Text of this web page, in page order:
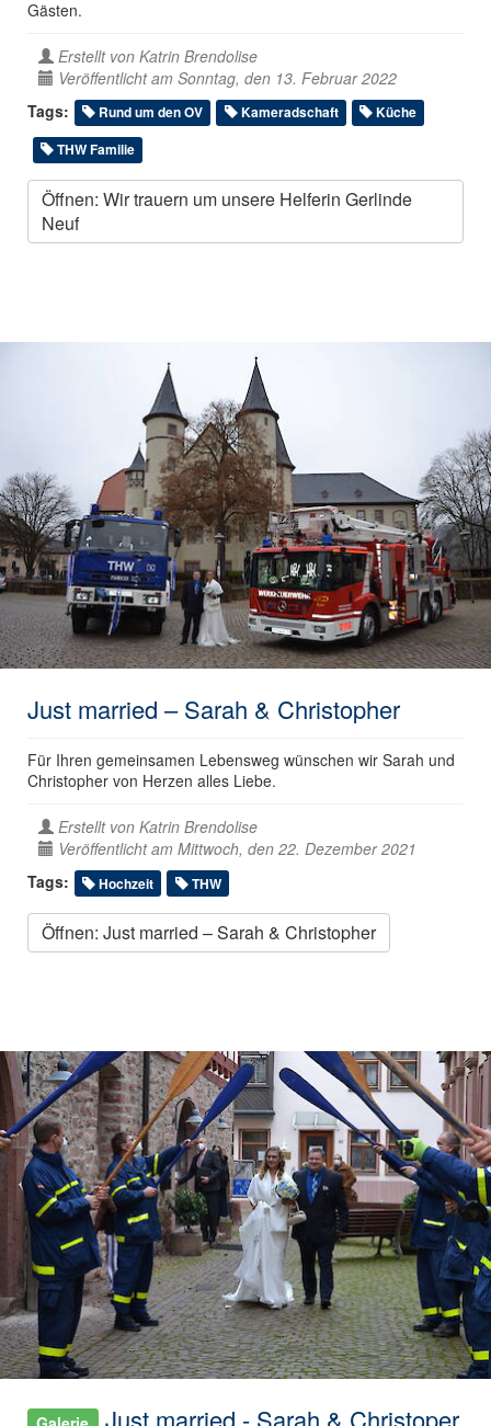
Gästen.
Erstellt von Katrin Brendolise
Veröffentlicht am Sonntag, den 13. Februar 2022
Tags:
Rund um den OV Kameradschaft
Küche
THW Familie
Öffnen: Wir trauern um unsere Helferin Gerlinde
Neuf
Just married – Sarah & Christopher
Für Ihren gemeinsamen Lebensweg wünschen wir Sarah und
Christopher von Herzen alles Liebe.
Erstellt von Katrin Brendolise
Veröffentlicht am Mittwoch, den 22. Dezember 2021
Tags:
Hochzeit THW
Öffnen: Just married – Sarah & Christopher
Just married - Sarah & Christoper